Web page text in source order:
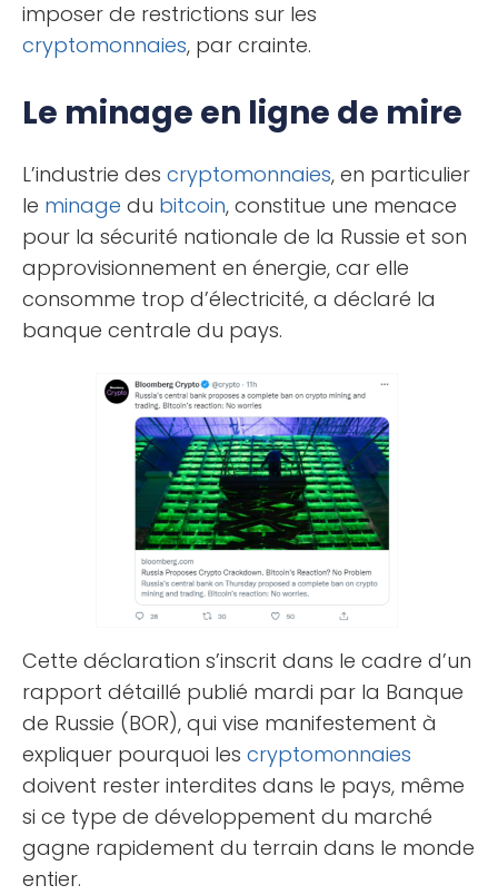
imposer de restrictions sur les
cryptomonnaies, par crainte.
Le minage en ligne de mire
L’industrie des cryptomonnaies, en particulier
le minage du bitcoin, constitue une menace
pour la sécurité nationale de la Russie et son
approvisionnement en énergie, car elle
consomme trop d’électricité, a déclaré la
banque centrale du pays.
Cette déclaration s’inscrit dans le cadre d’un
rapport détaillé publié mardi par la Banque
de Russie (BOR), qui vise manifestement à
expliquer pourquoi les cryptomonnaies
doivent rester interdites dans le pays, même
si ce type de développement du marché
gagne rapidement du terrain dans le monde
entier.